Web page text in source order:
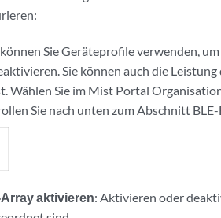
Sie Geräteprofile verwenden,
Sie können auch die
Wählen Sie im Mist Portal
Sie nach unten zum Abschnitt BLE-
aktivieren: Aktivieren oder